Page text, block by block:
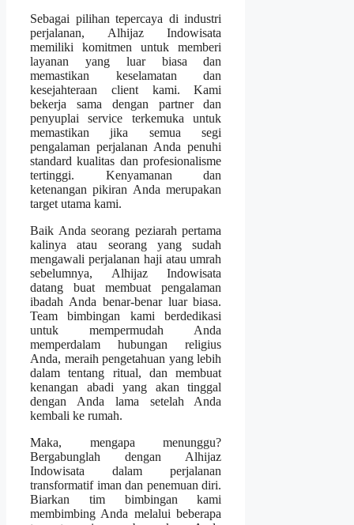
Sebagai pilihan tepercaya di industri
perjalanan, Alhijaz Indowisata
memiliki komitmen untuk memberi
layanan yang luar biasa dan
memastikan keselamatan dan
kesejahteraan client kami. Kami
bekerja sama dengan partner dan
penyuplai service terkemuka untuk
memastikan jika semua segi
pengalaman perjalanan Anda penuhi
standard kualitas dan profesionalisme
tertinggi. Kenyamanan dan
ketenangan pikiran Anda merupakan
target utama kami.
Baik Anda seorang peziarah pertama
kalinya atau seorang yang sudah
mengawali perjalanan haji atau umrah
sebelumnya, Alhijaz Indowisata
datang buat membuat pengalaman
ibadah Anda benar-benar luar biasa.
Team bimbingan kami berdedikasi
untuk mempermudah Anda
memperdalam hubungan religius
Anda, meraih pengetahuan yang lebih
dalam tentang ritual, dan membuat
kenangan abadi yang akan tinggal
dengan Anda lama setelah Anda
kembali ke rumah.
Maka, mengapa menunggu?
Bergabunglah dengan Alhijaz
Indowisata dalam perjalanan
transformatif iman dan penemuan diri.
Biarkan tim bimbingan kami
membimbing Anda melalui beberapa